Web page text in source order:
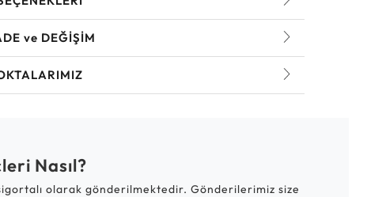
ve DEĞİŞİM
Nasıl?
olarak gönderilmektedir. Gönderilerimiz size